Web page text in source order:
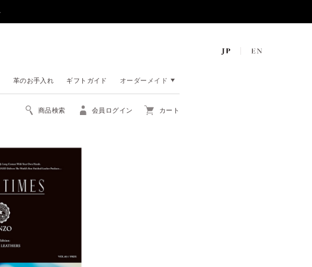
革のお手入れ ギフトガイド オーダーメイド
商品検索 会員ログイン カート